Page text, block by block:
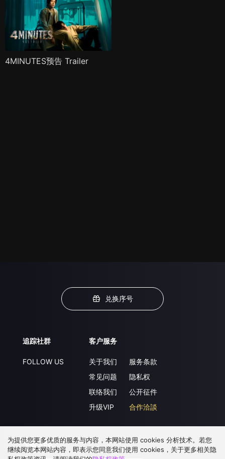
4MINUTES预告 Trailer
兑换序号
追踪社群
FOLLOW US
客户服务
关于我们
常见问题
联络我们
升级VIP
服务条款
隐私权
公开征件
合作洽談
下载 APP
为提供您更多优质的服务与内容，本网站使用 cookies 分析技术。若您
继续阅览本网站内容，即表示您同意我们使用 cookies，关于更多相关隐